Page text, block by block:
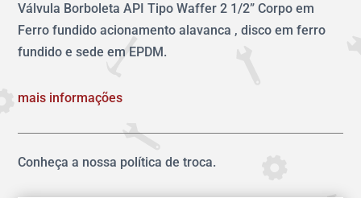
Válvula Borboleta API Tipo Waffer 2 1/2” Corpo em
Ferro fundido acionamento alavanca , disco em ferro
fundido e sede em EPDM.
mais informações
Conheça a nossa política de troca.